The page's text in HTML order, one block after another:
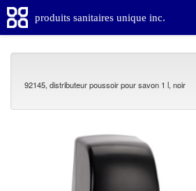
produits sanitaires unique inc.
92145, distributeur poussoir pour savon 1 l, noir